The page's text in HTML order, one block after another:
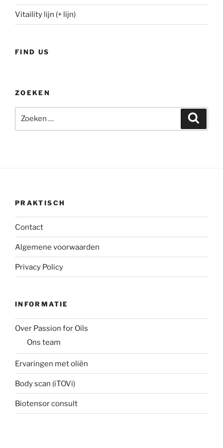
Vitaility lijn (+ lijn)
FIND US
ZOEKEN
naar:
PRAKTISCH
Contact
Algemene voorwaarden
Privacy Policy
INFORMATIE
Over Passion for Oils
Ons team
Ervaringen met oliën
Body scan (iTOVi)
Biotensor consult